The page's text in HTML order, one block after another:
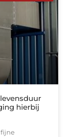
hierbij